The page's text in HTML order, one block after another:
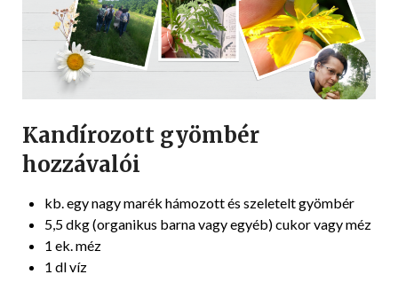
Kandírozott gyömbér
hozzávalói
kb. egy nagy marék hámozott és szeletelt gyömbér
5,5 dkg (organikus barna vagy egyéb) cukor vagy méz
1 ek. méz
1 dl víz